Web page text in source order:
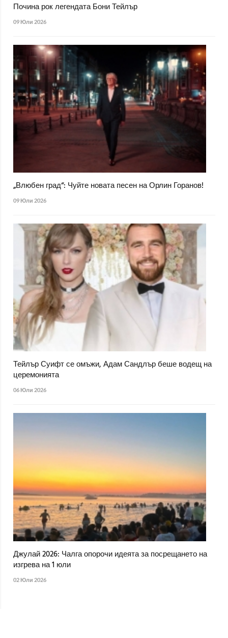
Почина рок легендата Бони Тейлър
09 Юли 2026
„Влюбен град“: Чуйте новата песен на Орлин Горанов!
09 Юли 2026
Тейлър Суифт се омъжи, Адам Сандлър беше водещ на
церемонията
06 Юли 2026
Джулай 2026: Чалга опорочи идеята за посрещането на
изгрева на 1 юли
02 Юли 2026